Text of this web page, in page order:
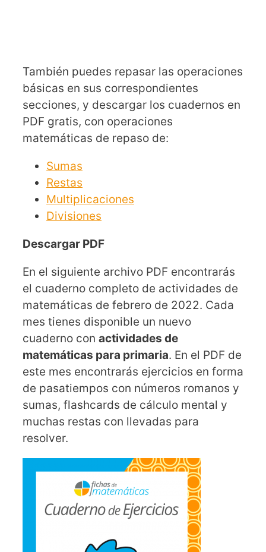
También puedes repasar las operaciones
básicas en sus correspondientes
secciones, y descargar los cuadernos en
PDF gratis, con operaciones
matemáticas de repaso de:
Sumas
Restas
Multiplicaciones
Divisiones
Descargar PDF
En el siguiente archivo PDF encontrarás
el cuaderno completo de actividades de
matemáticas de febrero de 2022. Cada
mes tienes disponible un nuevo
cuaderno con actividades de
matemáticas para primaria. En el PDF de
este mes encontrarás ejercicios en forma
de pasatiempos con números romanos y
sumas, flashcards de cálculo mental y
muchas restas con llevadas para
resolver.